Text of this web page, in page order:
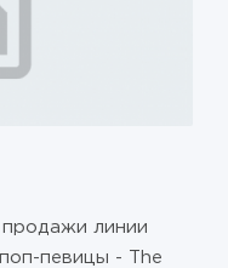
продажи линии
певицы - The